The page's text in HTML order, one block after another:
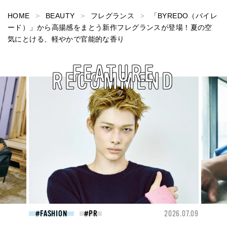
HOME BEAUTY フレグランス
「BYREDO（バイレ
ード）」から高揚感をまとう新作フレグランスが登場！夏の空
気にとける、軽やかで官能的な香り
RECOMMEND
FEATURE
BEAUTY 2026.07.27